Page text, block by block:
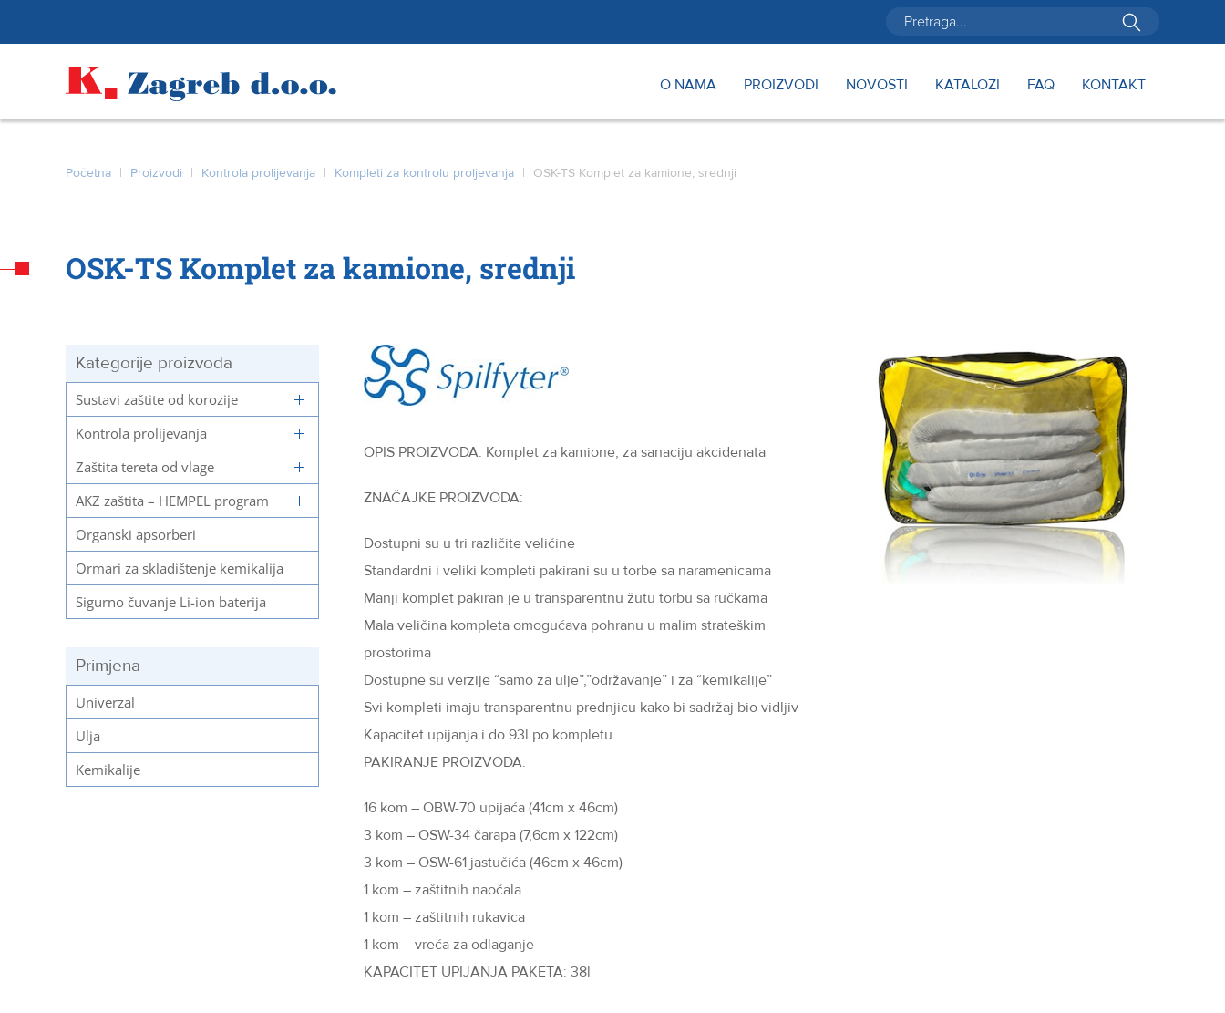
O NAMA PROIZVODI NOVOSTI KATALOZI FAQ KONTAKT
Početna | Proizvodi | Kontrola prolijevanja | Kompleti za kontrolu proljevanja | OSK-TS Komplet za kamione, srednji
OSK-TS Komplet za kamione, srednji
Kategorije proizvoda
Sustavi zaštite od korozije
Kontrola prolijevanja
Zaštita tereta od vlage
AKZ zaštita – HEMPEL program
Organski apsorberi
Ormari za skladištenje kemikalija
Sigurno čuvanje Li-ion baterija
Primjena
Univerzal
Ulja
Kemikalije
OPIS PROIZVODA: Komplet za kamione, za sanaciju akcidenata
ZNAČAJKE PROIZVODA:
Dostupni su u tri različite veličine
Standardni i veliki kompleti pakirani su u torbe sa naramenicama
Manji komplet pakiran je u transparentnu žutu torbu sa ručkama
Mala veličina kompleta omogućava pohranu u malim strateškim
prostorima
Dostupne su verzije “samo za ulje”,”održavanje” i za “kemikalije”
Svi kompleti imaju transparentnu prednjicu kako bi sadržaj bio vidljiv
Kapacitet upijanja i do 93l po kompletu
PAKIRANJE PROIZVODA:
16 kom – OBW-70 upijaća (41cm x 46cm)
3 kom – OSW-34 čarapa (7,6cm x 122cm)
3 kom – OSW-61 jastučića (46cm x 46cm)
1 kom – zaštitnih naočala
1 kom – zaštitnih rukavica
1 kom – vreća za odlaganje
KAPACITET UPIJANJA PAKETA: 38l